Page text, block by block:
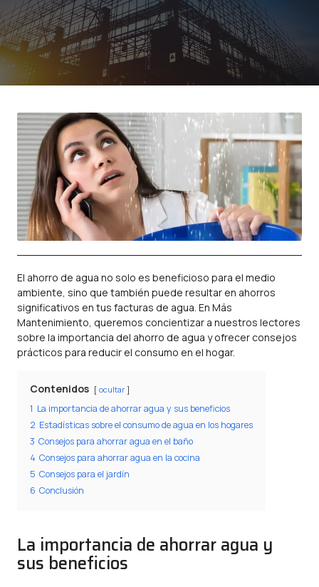
El ahorro de agua no solo es beneficioso para el medio
ambiente, sino que también puede resultar en ahorros
significativos en tus facturas de agua. En Más
Mantenimiento, queremos concientizar a nuestros lectores
sobre la importancia del ahorro de agua y ofrecer consejos
prácticos para reducir el consumo en el hogar.
Contenidos ocultar
1 La importancia de ahorrar agua y sus beneficios
2 Estadísticas sobre el consumo de agua en los hogares
3 Consejos para ahorrar agua en el baño
4 Consejos para ahorrar agua en la cocina
5 Consejos para el jardín
6 Conclusión
La importancia de ahorrar agua y
sus beneficios